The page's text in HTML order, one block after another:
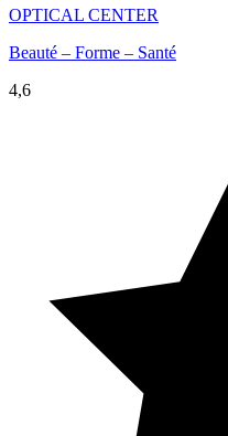
OPTICAL CENTER
Beauté – Forme – Santé
4,6